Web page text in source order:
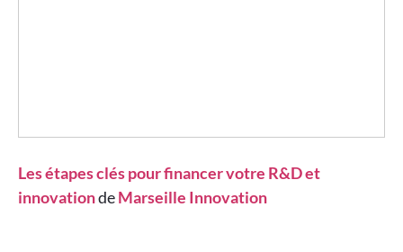
Les étapes clés pour financer votre R&D et
innovationdeMarseille Innovation